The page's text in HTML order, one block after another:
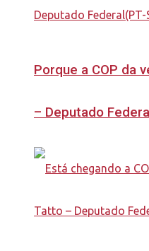
Porque a COP da
– Deputado